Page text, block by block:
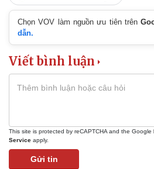
Chọn VOV làm nguồn ưu tiên trên
dẫn.
Viết bình luận
This site is protected by reCAPTCHA and the Google
Service apply.
Gửi tin